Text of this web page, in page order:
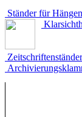
Ständer für